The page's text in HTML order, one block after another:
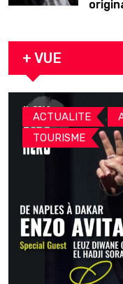
+ VUE
ACTUALITE ,
TOURISME